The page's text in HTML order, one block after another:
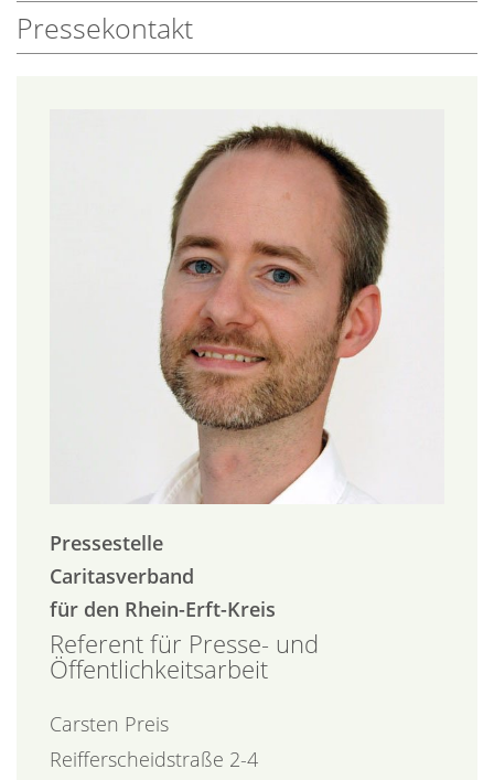
Pressekontakt
Pressestelle
Caritasverband
für den Rhein-Erft-Kreis
Referent für Presse- und
Öffentlichkeitsarbeit
Carsten Preis
Reifferscheidstraße 2-4